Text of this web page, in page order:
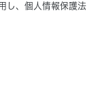
し、個人情報保護法